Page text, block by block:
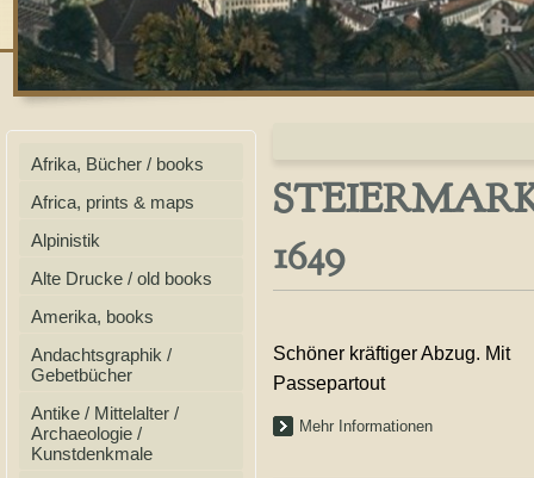
Afrika, Bücher / books
Africa, prints & maps
Alpinistik
Alte Drucke / old books
Amerika, books
Andachtsgraphik /
Gebetbücher
Antike / Mittelalter /
Archaeologie /
Kunstdenkmale
1649
Schöner kräftiger Abzug. Mit
Passepartout
Mehr Informationen